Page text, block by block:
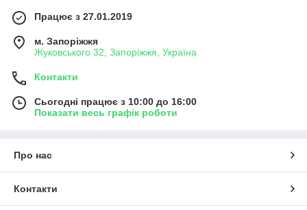
Працює з 27.01.2019
м. Запоріжжя
Жуковського 32, Запоріжжя, Україна
Контакти
Сьогодні працює з 10:00 до 16:00
Показати весь графік роботи
Про нас
Контакти